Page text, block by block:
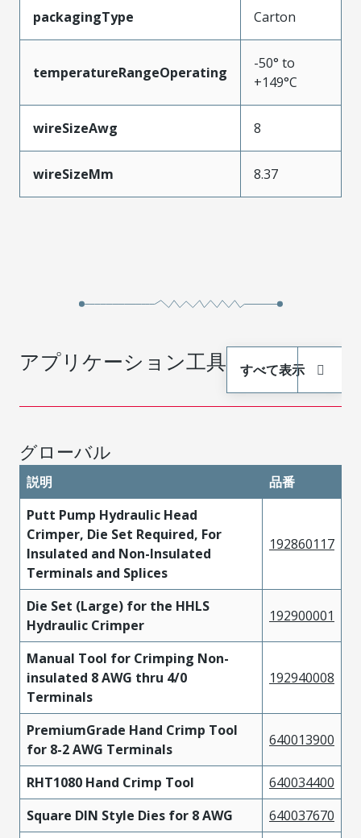
packagingType Carton
temperatureRangeOperating
-50° to
+149°C
wireSizeAwg 8
wireSizeMm 8.37
アプリケーション工具 すべて表示
グローバル
説明
品番
Putt Pump Hydraulic Head
Crimper, Die Set Required, For
Insulated and Non-Insulated
Terminals and Splices
192860117
Die Set (Large) for the HHLS
Hydraulic Crimper
192900001
Manual Tool for Crimping Non-
insulated 8 AWG thru 4/0
Terminals
192940008
PremiumGrade Hand Crimp Tool
for 8-2 AWG Terminals
640013900
RHT1080 Hand Crimp Tool
640034400
Square DIN Style Dies for 8 AWG
640037670